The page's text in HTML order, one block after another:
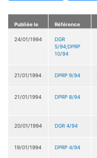
Publiée le Référence
24/01/1994
DGR
5/94;DPRP
10/94
21/01/1994 DPRP 9/94
21/01/1994 DPRP 8/94
20/01/1994 DGR 4/94
19/01/1994 DPRP 4/94